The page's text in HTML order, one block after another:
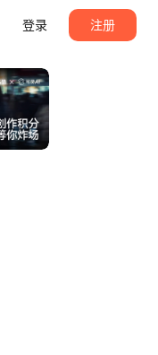
登录 注册
关注